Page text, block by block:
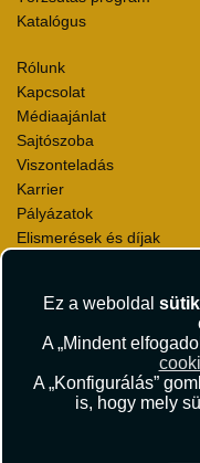
Ez a weboldal
A „Mindent
A „Konfigurálás”
is, hogy mely
Katalógus
Rólunk
Kapcsolat
Médiaajánlat
Sajtószoba
Viszonteladás
Karrier
Pályázatok
Elismerések és díjak
Utazási Csomag
Útlemondás-biztosítás
Utasbiztosítás
Repülőjegy Szerződési
Adatvédelem